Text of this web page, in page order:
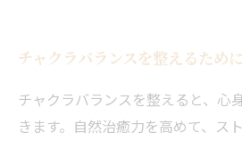
チャクラバランスを整えるため
チャクラバランスを整えると、心
きます。自然治癒力を高めて、ス